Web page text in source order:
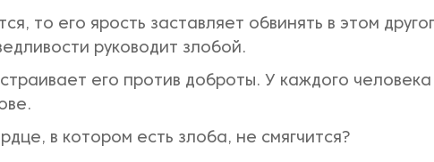
то его ярость заставляет обвинять в этом
руководит злобой.
его против доброты. У каждого человека
в котором есть злоба, не смягчится?